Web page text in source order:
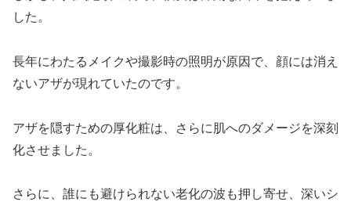
した。
長年にわたるメイクや撮影時の照明が原因で、顔には消え
ないアザが現れていたのです。
アザを隠すための厚化粧は、さらに肌へのダメージを深刻
化させました。
さらに、誰にも避けられない老化の波も押し寄せ、深いシ